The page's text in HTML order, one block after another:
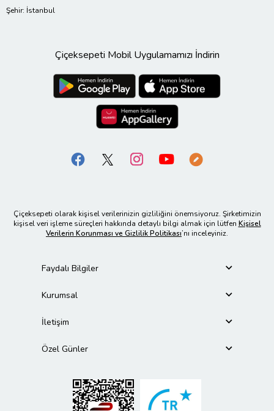
Şehir: İstanbul
Çiçeksepeti Mobil Uygulamamızı İndirin
Çiçeksepeti olarak kişisel verilerinizin gizliliğini önemsiyoruz. Şirketimizin
kişisel veri işleme süreçleri hakkında detaylı bilgi almak için lütfen Kişisel
Verilerin Korunması ve Gizlilik Politikası’nı inceleyiniz.
Faydalı Bilgiler
Kurumsal
İletişim
Özel Günler